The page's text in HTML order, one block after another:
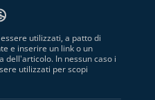
utilizzati, a patto di
e inserire un link o un
dell'articolo. In nessun caso i
utilizzati per scopi